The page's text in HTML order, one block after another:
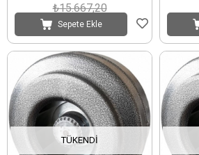
₺15.667,20
Sepete Ekle
TÜKENDI